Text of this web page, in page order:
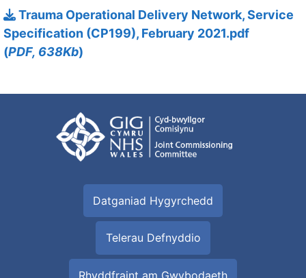
Trauma Operational Delivery Network, Service
Specification (CP199), February 2021.pdf
(PDF, 638Kb)
Datganiad Hygyrchedd
Telerau Defnyddio
Rhyddfraint am Gwybodaeth